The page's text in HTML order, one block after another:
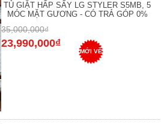
TỦ GIẶT HẤP SẤY LG STYLER S5MB, 5
MÓC MẶT GƯƠNG - CÓ TRẢ GÓP 0%
35,000,000₫
23,990,000₫
MỚI VỀ